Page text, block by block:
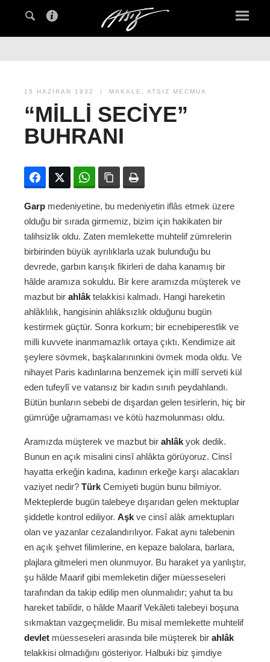
15 HAZIRAN 1932 MAKALE , ATSIZ MECMUA
“MILLI SECIYE”
BUHRANI
FacebookTwitter WhatsAppBağlanıyı kopyala
Garp medeniyetine, bu medeniyetin iflâs etmek üzere
olduğu bir sırada girmemiz, bizim için hakikaten bir
talihsizlik oldu. Zaten memlekette muhtelif zümrelerin
birbirinden büyük ayrılıklarla uzak bulunduğu bu
devrede, garbın karışık fikirleri de daha kanamış bir
hâlde aramıza sokuldu. Bir kere aramızda müşterek ve
mazbut bir ahlâk telakkisi kalmadı. Hangi hareketin
ahlâklılık, hangisinin ahlâksızlık olduğunu bugün
kestirmek güçtür. Sonra korkum; bir ecnebiperestlik ve
milli kuvvete inanmamazlık ortaya çıktı. Kendimize ait
şeylere sövmek, başkalarınınkini övmek moda oldu. Ve
nihayet Paris kadınlarına benzemek için millî serveti kül
eden tufeylî ve vatansız bir kadın sınıfı peydahlandı.
Bütün bunların sebebi de dışardan gelen tesirlerin, hiç bir
gümrüğe uğramaması ve kötü hazmolunması oldu.
Aramızda müşterek ve mazbut bir ahlâk yok dedik.
Bunun en açık misalini cinsî ahlâkta görüyoruz. Cinsî
hayatta erkeğin kadına, kadının erkeğe karşı alacakları
vaziyet nedir? Türk Cemiyeti bugün bunu bilmiyor.
Mekteplerde bugün talebeye dışarıdan gelen mektuplar
şiddetle kontrol ediliyor. Aşk ve cinsî alâk amektupları
olan ve yazanlar cezalandırılıyor. Fakat aynı talebenin
en açık şehvet filimlerine, en kepaze balolara, barlara,
plajlara gitmeleri men olunmuyor. Bu haraket ya yanlıştır,
şu hâlde Maarif gibi memleketin diğer müesseseleri
tarafından da takip edilip men olunmalıdır; yahut ta bu
hareket tabiîdir, o hâlde Maarif Vekâleti talebeyi boşuna
sıkmaktan vazgeçmelidir. Bu misal memlekette muhtelif
devlet müesseseleri arasında bile müşterek bir ahlâk
telakkisi olmadığını gösteriyor. Halbuki biz şimdiye